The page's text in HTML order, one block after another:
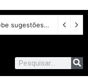
Projeto extingue margem de cartão de crédito em empréstimo consignado do INSS